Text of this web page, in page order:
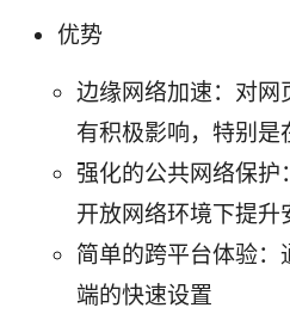
优势
边缘网络加速：对网
有积极影响，特别是
强化的公共网络保
开放网络环境下提升
简单的跨平台体验：
端的快速设置